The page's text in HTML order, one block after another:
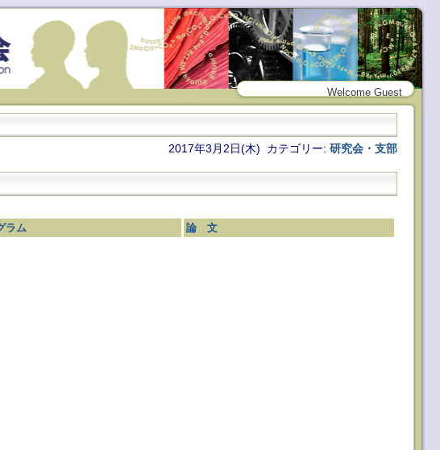
Welcome Guest
2017年3月2日(木) カテゴリー: 研究会・支部
ラム
論 文